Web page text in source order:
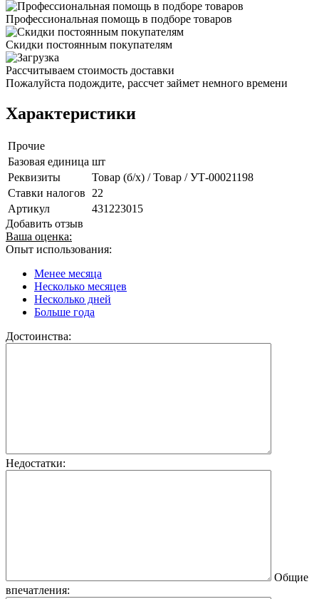
Профессиональная помощь в подборе товаров
Скидки постоянным покупателям
Рассчитываем стоимость доставки
Пожалуйста подождите, рассчет займет немного времени
Характеристики
Прочие
Базовая единица шт
Реквизиты
Товар (б/х) / Товар / УТ-00021198
Ставки налогов
22
Артикул
431223015
Добавить отзыв
Ваша оценка:
Опыт использования:
Менее месяца
Несколько месяцев
Несколько дней
Больше года
Достоинства:
Недостатки:
Общие
впечатления: